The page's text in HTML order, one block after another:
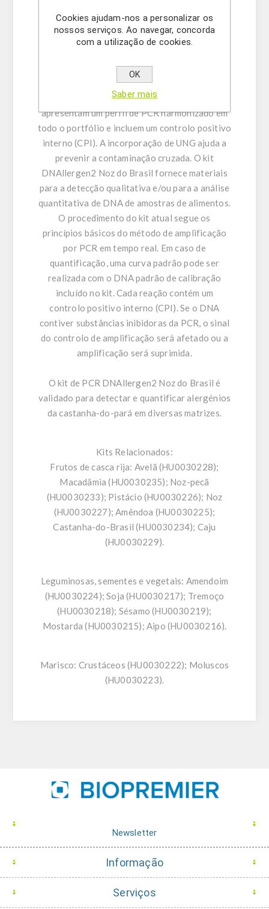
exemplo, aipo) e não apresentam reatividade
cruzada com espécies relacionadas (por
oferece uma valiosa alternativa molecular
quando nenhum método ELISA está disponível.
Os kits DNAllergen2 prontos para uso
apresentam um perfil de PCR harmonizado em
todo o portfólio e incluem um controlo positivo
interno (CPI). A incorporação de UNG ajuda a
prevenir a contaminação cruzada. O kit
DNAllergen2 Noz do Brasil fornece materiais
para a detecção qualitativa e/ou para a análise
quantitativa de DNA de amostras de alimentos.
O procedimento do kit atual segue os
princípios básicos do método de amplificação
por PCR em tempo real. Em caso de
quantificação, uma curva padrão pode ser
realizada com o DNA padrão de calibração
incluído no kit. Cada reação contém um
controlo positivo interno (CPI). Se o DNA
contiver substâncias inibidoras da PCR, o sinal
do controlo de amplificação será afetado ou a
amplificação será suprimida.
O kit de PCR DNAllergen2 Noz do Brasil é
validado para detectar e quantificar alergénios
da castanha-do-pará em diversas matrizes.
Kits Relacionados:
Frutos de casca rija: Avelã (HU0030228);
Macadâmia (HU0030235); Noz-pecã
(HU0030233); Pistácio (HU0030226); Noz
(HU0030227); Amêndoa (HU0030225);
Castanha-do-Brasil (HU0030234); Caju
(HU0030229).
Leguminosas, sementes e vegetais: Amendoim
(HU0030224); Soja (HU0030217); Tremoço
(HU0030218); Sésamo (HU0030219);
Mostarda (HU0030215); Aipo (HU0030216).
Marisco: Crustáceos (HU0030222); Moluscos
(HU0030223).
Newsletter
Informação
Serviços
Cookies ajudam-nos a personalizar os
nossos serviços. Ao navegar, concorda
com a utilização de cookies.
OK
Saber mais